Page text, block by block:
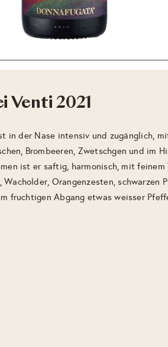
Venti 2021
in der Nase intensiv und zugänglich,
Brombeeren, Zwetschgen und im
ist er saftig, harmonisch, mit feinem
Wacholder, Orangenzesten, schwarzen
fruchtigen Abgang etwas weisser